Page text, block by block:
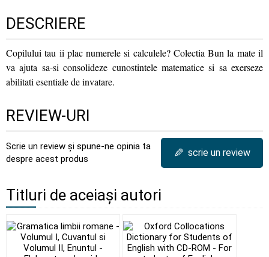
DESCRIERE
Copilului tau ii plac numerele si calculele? Colectia Bun la mate il
va ajuta sa-si consolideze cunostintele matematice si sa exerseze
abilitati esentiale de invatare.
REVIEW-URI
Scrie un review și spune-ne opinia ta
despre acest produs
✎ scrie un review
Titluri de aceiași autori